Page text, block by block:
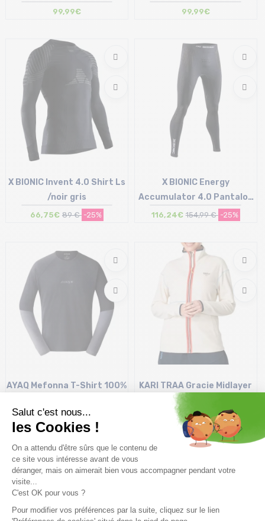
XS | S | M | L | XL
99,99€
S
99,99€
L
X BIONIC Invent 4.0 Shirt Ls
/noir gris
66,75€ 89 € -25%
M | L
X BIONIC Energy
Accumulator 4.0 Pantalon
/opal noir arctic blanc
116,24€ 154,99 € -25%
S
AYAQ Mefonna T-Shirt 100%
99,99€
Taille en stock
KARI TRAA Gracie Midlayer
/bjerk blanc
55,99€ 69,99 € -20%